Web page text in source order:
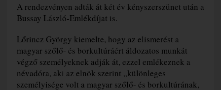
A rendezvényen adták át két év kényszerszünet után a
Bussay László-Emlékdíjat is.
Lőrincz György kiemelte, hogy az elismerést a
magyar szőlő- és borkultúráért áldozatos munkát
végző személyeknek adják át, ezzel emlékeznek a
névadóra, aki az elnök szerint „különleges
személyisége volt a magyar szőlő- és borkultúrának,